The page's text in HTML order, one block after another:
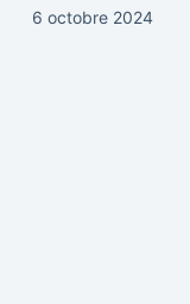
6 octobre 2024